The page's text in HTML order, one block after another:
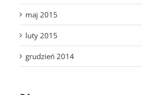
maj 2015
luty 2015
grudzień 2014